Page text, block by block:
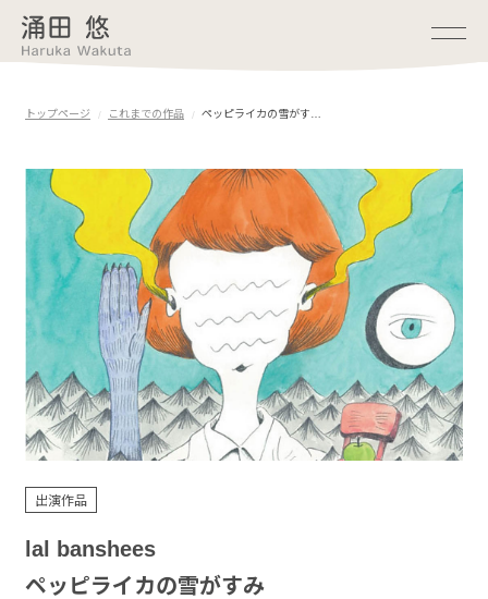
プロフィール
公演情報
短歌
映像
これまでの作品
トップページ これまでの作品 ペッピライカの雪がす…
出演作品
lal banshees
ペッピライカの雪がすみ